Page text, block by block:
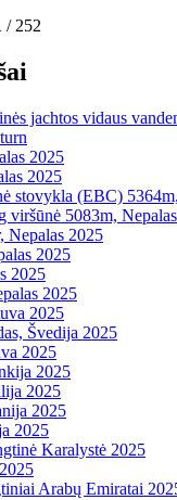
/ 252
jachtos vidaus
2025
2025
stovykla (EBC)
viršūnė 5083m,
Nepalas 2025
2025
2025
2025
2025
Švedija 2025
2025
2025
2025
2025
2025
Karalystė 2025
Arabų Emiratai